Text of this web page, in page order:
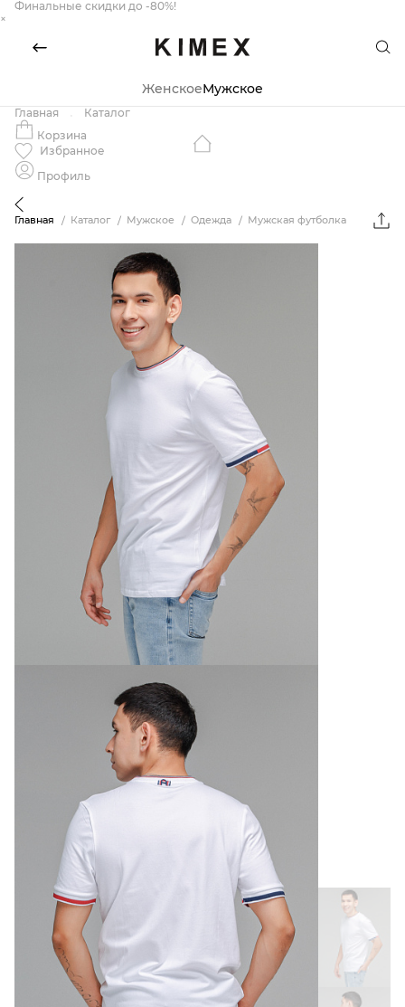
Финальные скидки до -80%!
×
ЖенскоеМужское
Главная
Каталог
Корзина
Избранное
Профиль
Главная Каталог Мужское Одежда Мужская футболка